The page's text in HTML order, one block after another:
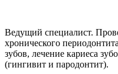
Ведущий специалист.
хронического
зубов, лечение кариеса
(гингивит и пародонтит).